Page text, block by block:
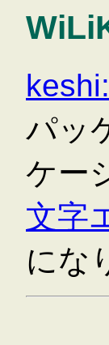
パッ
ケー
文字
にな